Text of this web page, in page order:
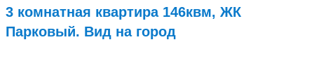
3 комнатная квартира 146квм, ЖК
Парковый. Вид на город